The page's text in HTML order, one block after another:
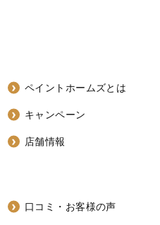
ペイントホームズとは
キャンペーン
店舗情報
口コミ・お客様の声